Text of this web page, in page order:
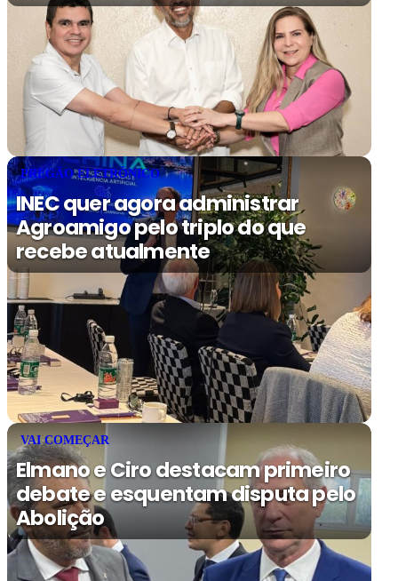
PREGÃO ELETRÔNICO
INEC quer agora administrar
Agroamigo pelo triplo do que
recebe atualmente
VAI COMEÇAR
Elmano e Ciro destacam primeiro
debate e esquentam disputa pelo
Abolição